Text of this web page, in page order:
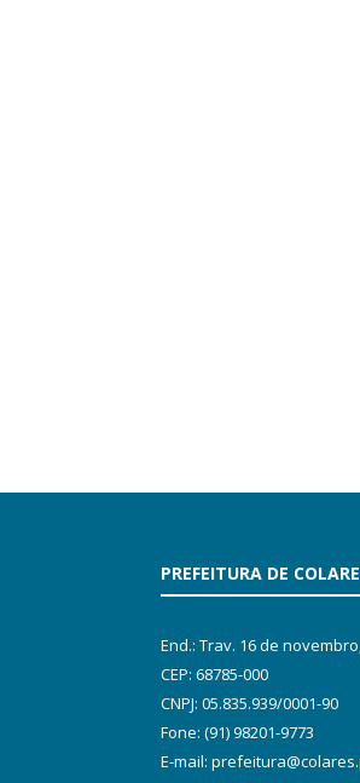
PREFEITURA DE
End.: Trav. 16 de
CEP: 68785-000
CNPJ: 05.835.939/0001-90
Fone: (91) 98201-9773
E-mail: